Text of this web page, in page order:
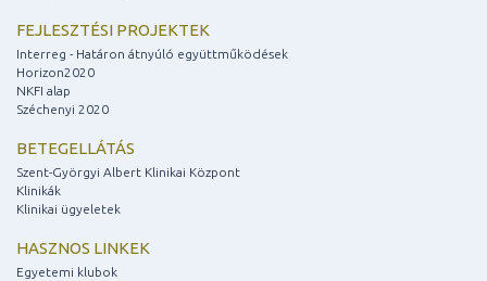
FEJLESZTÉSI PROJEKTEK
Interreg - Határon átnyúló együttműködések
Horizon2020
NKFI alap
Széchenyi 2020
BETEGELLÁTÁS
Szent-Györgyi Albert Klinikai Központ
Klinikák
Klinikai ügyeletek
HASZNOS LINKEK
Egyetemi klubok